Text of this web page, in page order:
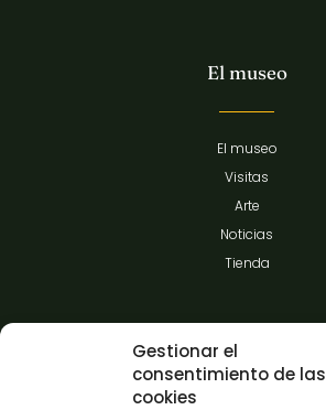
Gestionar el
consentimiento de las
cookies
El museo
El museo
Visitas
Arte
Noticias
Tienda
Información